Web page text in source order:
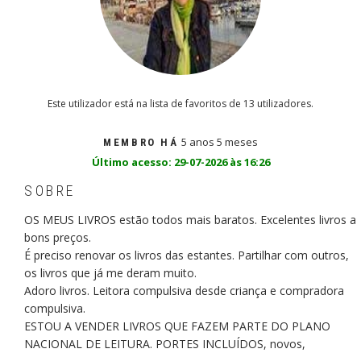
Este utilizador está na lista de favoritos de 13 utilizadores.
MEMBRO HÁ 5 anos 5 meses
Último acesso: 29-07-2026 às 16:26
SOBRE
OS MEUS LIVROS estão todos mais baratos. Excelentes livros a
bons preços.
É preciso renovar os livros das estantes. Partilhar com outros,
os livros que já me deram muito.
Adoro livros. Leitora compulsiva desde criança e compradora
compulsiva.
ESTOU A VENDER LIVROS QUE FAZEM PARTE DO PLANO
NACIONAL DE LEITURA. PORTES INCLUÍDOS, novos,